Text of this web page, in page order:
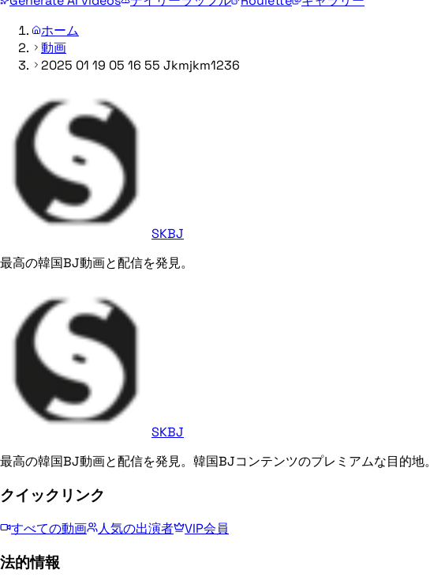
ホーム
動画
2025 01 19 05 16 55 Jkmjkm1236
SKBJ
最高の韓国BJ動画と配信を発見。
SKBJ
最高の韓国BJ動画と配信を発見。韓国BJコンテンツのプレミアムな目的地。
クイックリンク
すべての動画 人気の出演者 VIP会員
法的情報